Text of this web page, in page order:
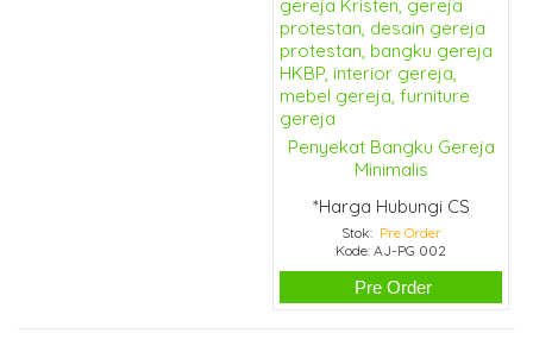
Penyekat Bangku Gereja
Minimalis
*Harga Hubungi CS
Stok: Pre Order
Kode: AJ-PG 002
Pre Order